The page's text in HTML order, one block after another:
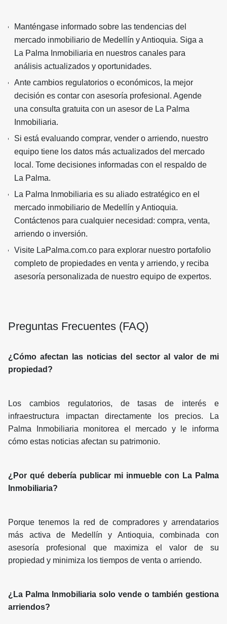
Manténgase informado sobre las tendencias del
mercado inmobiliario de Medellín y Antioquia. Siga a
La Palma Inmobiliaria en nuestros canales para
análisis actualizados y oportunidades.
Ante cambios regulatorios o económicos, la mejor
decisión es contar con asesoría profesional. Agende
una consulta gratuita con un asesor de La Palma
Inmobiliaria.
Si está evaluando comprar, vender o arriendo, nuestro
equipo tiene los datos más actualizados del mercado
local. Tome decisiones informadas con el respaldo de
La Palma.
La Palma Inmobiliaria es su aliado estratégico en el
mercado inmobiliario de Medellín y Antioquia.
Contáctenos para cualquier necesidad: compra, venta,
arriendo o inversión.
Visite LaPalma.com.co para explorar nuestro portafolio
completo de propiedades en venta y arriendo, y reciba
asesoría personalizada de nuestro equipo de expertos.
Preguntas Frecuentes (FAQ)
¿Cómo afectan las noticias del sector al valor de mi
propiedad?
Los cambios regulatorios, de tasas de interés e
infraestructura impactan directamente los precios. La
Palma Inmobiliaria monitorea el mercado y le informa
cómo estas noticias afectan su patrimonio.
¿Por qué debería publicar mi inmueble con La Palma
Inmobiliaria?
Porque tenemos la red de compradores y arrendatarios
más activa de Medellín y Antioquia, combinada con
asesoría profesional que maximiza el valor de su
propiedad y minimiza los tiempos de venta o arriendo.
¿La Palma Inmobiliaria solo vende o también gestiona
arriendos?